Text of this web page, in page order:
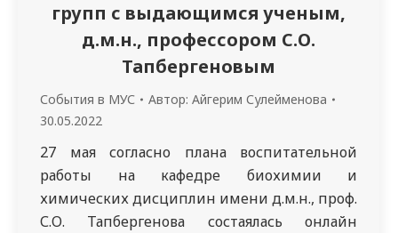
групп с выдающимся ученым,
д.м.н., профессором С.О.
Тапбергеновым
События в МУС Автор: Айгерим Сулейменова
30.05.2022
27 мая согласно плана воспитательной
работы на кафедре биохимии и
химических дисциплин имени д.м.н., проф.
С.О. Тапбергенова состаялась онлайн